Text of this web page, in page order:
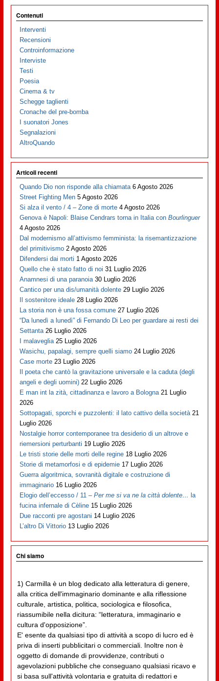
Contenuti
Interventi
Recensioni
Controinformazione
Interviste
Testi
Poesia
Cinema & tv
Schegge taglienti
Cronache del pre-bomba
I suonatori Jones
Segnalazioni
AltroQuando
Articoli recenti
Quando Dio non risponde alla chiamata 6 Agosto 2026
Street Fighting Men 5 Agosto 2026
Si alza il vento / 4 – Zone di morte 4 Agosto 2026
Genova è Napoli: Blaise Cendrars torna in Italia conBourlinguer
4 Agosto 2026
Dal modernismo all’attivismo femminista: la risemantizzazione
del primitivismo 2 Agosto 2026
Difendersi dai morti 1 Agosto 2026
Quello che è stato fatto di noi 31 Luglio 2026
Anamnesi di una paranoia 30 Luglio 2026
Cantico per una dis/umanità dolente 29 Luglio 2026
Il sostenitore ideale 28 Luglio 2026
La storia non è una fossa comune 27 Luglio 2026
“Da lunedì a lunedì” di Fernando Di Leo per guardare ai resti dei
Settanta 26 Luglio 2026
I malaveglia 25 Luglio 2026
Wasichu, papalagi, sempre quelli siamo 24 Luglio 2026
Case morte 23 Luglio 2026
Il poeta che cantò la gravitazione universale e la caduta (degli
angeli e degli uomini) 22 Luglio 2026
E man int la zità, cittadinanza e lavoro a Bologna 21 Luglio
2026
Sottopagati, sporchi e puzzolenti: il lato cattivo della società 21
Luglio 2026
Nostalgie horror contemporanee tra desiderio di un altrove e
riemersioni perturbanti 19 Luglio 2026
Le tristi storie delle morti delle regine 18 Luglio 2026
Storie di metamorfosi e di epidemie 17 Luglio 2026
Guerra algoritmica, sovranità digitale e costruzione di
immaginario 16 Luglio 2026
Elogio dell’eccesso / 11 –Per me si va ne la città dolente… la
fucina infernale di Cèline 15 Luglio 2026
Due racconti pre agostani 14 Luglio 2026
L’altro Di Vittorio 13 Luglio 2026
Chi siamo
1) Carmilla è un blog dedicato alla letteratura di genere,
alla critica dell'immaginario dominante e alla riflessione
culturale, artistica, politica, sociologica e filosofica,
riassumibile nella dicitura: “letteratura, immaginario e
cultura d'opposizione”.
E' esente da qualsiasi tipo di attività a scopo di lucro ed è
priva di inserti pubblicitari o commerciali. Inoltre non è
oggetto di domande di provvidenze, contributi o
agevolazioni pubbliche che conseguano qualsiasi ricavo e
si basa sull'attività volontaria e gratuita di redattori e